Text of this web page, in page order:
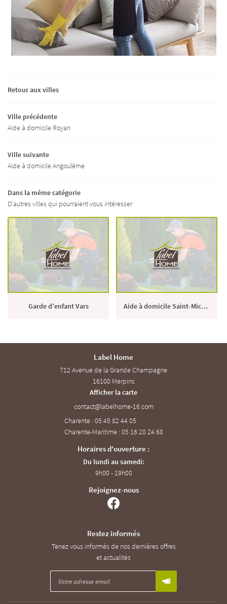
Retour aux villes
Ville précédente
Aide à domicile Royan
Ville suivante
Aide à domicile Angoulême
Dans la même catégorie
D'autres villes qui pourraient vous intéresser
Garde d'enfant Vars Aide à domicile Saint-Michel
Label Home
712 Avenue de la Grande Champagne
16100 Merpins
Afficher la carte
Charente : 05 45 82 44 05
Charente-Maritime : 05 16 20 24 68
Horaires d'ouverture :
Du lundi au samedi:
9h00 - 19h00
Rejoignez-nous
Restez informés
Tenez vous informés de nos dernières offres
et actualités